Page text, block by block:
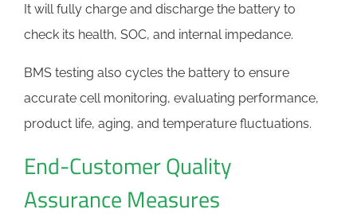
It will fully charge and discharge the battery to
check its health, SOC, and internal impedance.
BMS testing also cycles the battery to ensure
accurate cell monitoring, evaluating performance,
product life, aging, and temperature fluctuations.
End-Customer Quality
Assurance Measures